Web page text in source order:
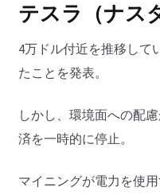
テスラ（ナス
4万ドル付近を推移して
たことを発表。
しかし、環境面への配
済を一時的に停止。
マイニングが電力を使